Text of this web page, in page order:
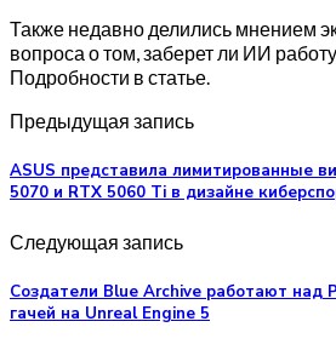
Также недавно делились мнением
вопроса о том, заберет ли ИИ
Подробности в статье.
Предыдущая запись
ASUS представила лимитированные
5070 и RTX 5060 Ti в дизайне
Следующая запись
Создатели Blue Archive работают над
гачей на Unreal Engine 5